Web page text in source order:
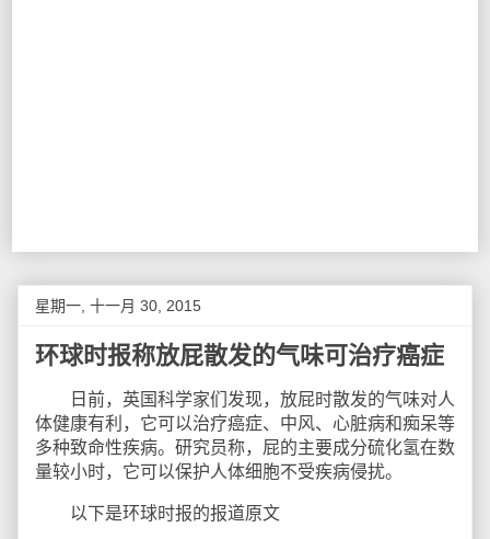
星期一, 十一月 30, 2015
环球时报称放屁散发的气味可治疗癌症
日前，英国科学家们发现，放屁时散发的气味对人
体健康有利，它可以治疗癌症、中风、心脏病和痴呆等
多种致命性疾病。研究员称，屁的主要成分硫化氢在数
量较小时，它可以保护人体细胞不受疾病侵扰。
以下是环球时报的报道原文